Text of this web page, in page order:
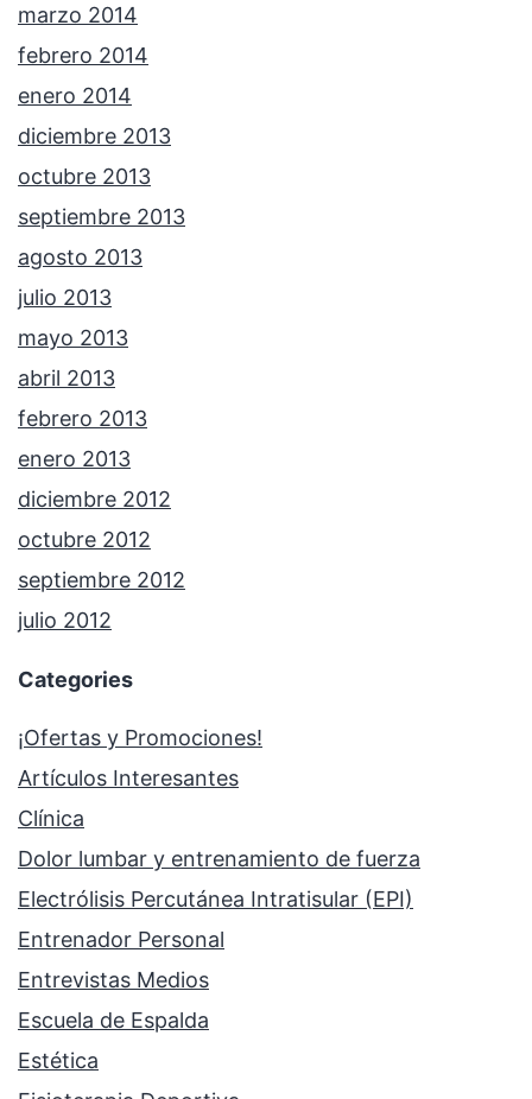
marzo 2014
febrero 2014
enero 2014
diciembre 2013
octubre 2013
septiembre 2013
agosto 2013
julio 2013
mayo 2013
abril 2013
febrero 2013
enero 2013
diciembre 2012
octubre 2012
septiembre 2012
julio 2012
Categories
¡Ofertas y Promociones!
Artículos Interesantes
Clínica
Dolor lumbar y entrenamiento de fuerza
Electrólisis Percutánea Intratisular (EPI)
Entrenador Personal
Entrevistas Medios
Escuela de Espalda
Estética